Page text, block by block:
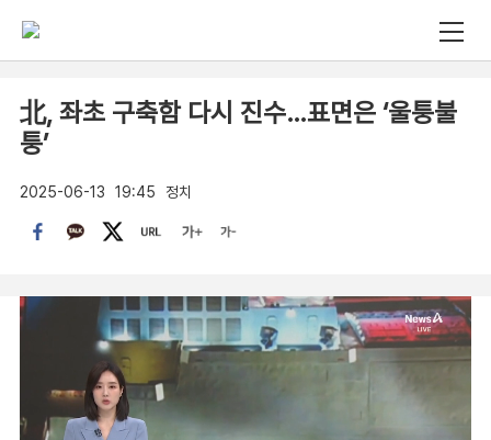
北, 좌초 구축함 다시 진수…표면은 ‘울퉁불
퉁’
2025-06-13 19:45 정치